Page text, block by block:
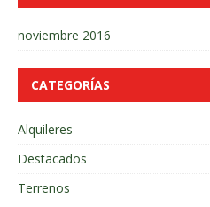
noviembre 2016
CATEGORÍAS
Alquileres
Destacados
Terrenos